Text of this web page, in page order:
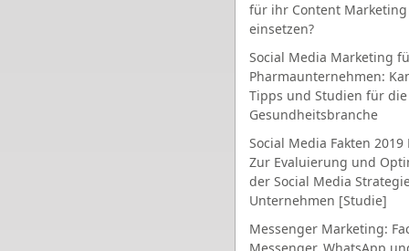
für ihr Content Marketing
einsetzen?
Social Media Marketing
Pharmaunternehmen:
Tipps und Studien für die
Gesundheitsbranche
Social Media Fakten 2019
Zur Evaluierung und
der Social Media
Unternehmen [Studie]
Messenger Marketing: